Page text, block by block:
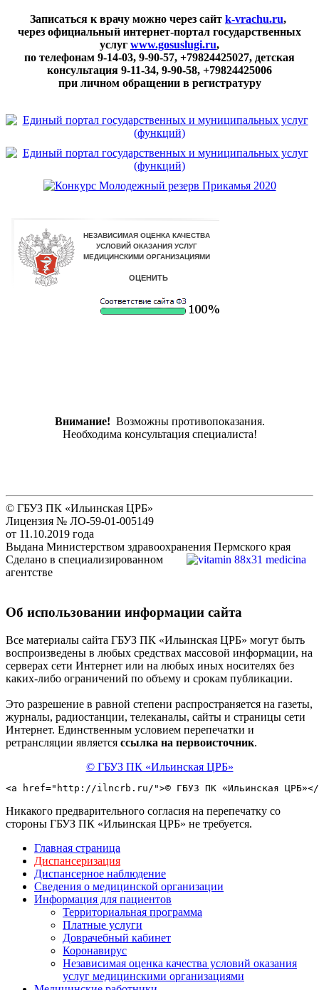
Записаться к врачу можно через сайт k-vrachu.ru,
через официальный интернет-портал государственных
услуг www.gosuslugi.ru,
по телефонам 9-14-03, 9-90-57, +79824425027, детская
консультация 9-11-34, 9-90-58, +79824425006
при личном обращении в регистратуру
Внимание! Возможны противопоказания.
Необходима консультация специалиста!
© ГБУЗ ПК «Ильинская ЦРБ»
Лицензия № ЛО-59-01-005149
от 11.10.2019 года
Выдана Министерством здравоохранения Пермского края
Сделано в специализированном
агентстве
Об использовании информации сайта
Все материалы сайта ГБУЗ ПК «Ильинская ЦРБ» могут быть
воспроизведены в любых средствах массовой информации, на
серверах сети Интернет или на любых иных носителях без
каких-либо ограничений по объему и срокам публикации.
Это разрешение в равной степени распространяется на газеты,
журналы, радиостанции, телеканалы, сайты и страницы сети
Интернет. Единственным условием перепечатки и
ретрансляции является ссылка на первоисточник.
© ГБУЗ ПК «Ильинская ЦРБ»
<a href="http://ilncrb.ru/">© ГБУЗ ПК «Ильинская ЦРБ»</
Никакого предварительного согласия на перепечатку со
стороны ГБУЗ ПК «Ильинская ЦРБ» не требуется.
Главная страница
Диспансеризация
Диспансерное наблюдение
Сведения о медицинской организации
Информация для пациентов
Территориальная программа
Платные услуги
Доврачебный кабинет
Коронавирус
Независимая оценка качества условий оказания
услуг медицинскими организациями